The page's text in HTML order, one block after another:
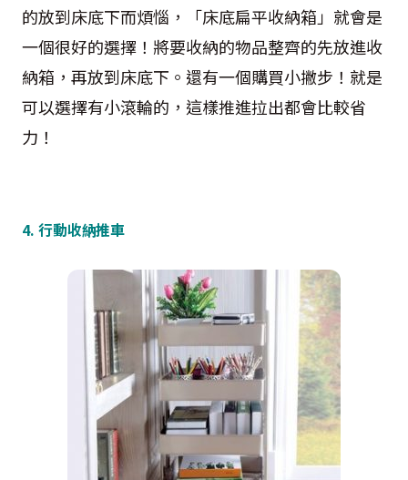
的放到床底下而煩惱，「床底扁平收納箱」就會是
一個很好的選擇！將要收納的物品整齊的先放進收
納箱，再放到床底下。還有一個購買小撇步！就是
可以選擇有小滾輪的，這樣推進拉出都會比較省
力！
4. 行動收納推車